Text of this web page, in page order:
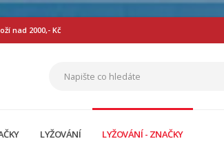
nad 2000,- Kč
LYŽOVÁNÍ LYŽOVÁNÍ - ZNAČKY